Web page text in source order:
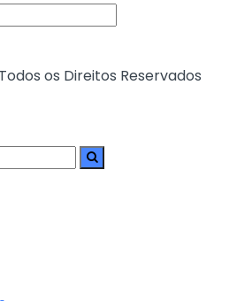
os Direitos Reservados